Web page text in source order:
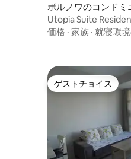
ボルノワのコンドミ
Utopia Suite
ム、ジャグジー付き
価格 · 家族 · 就寝環
ゲストチョイス
ゲストチョイス